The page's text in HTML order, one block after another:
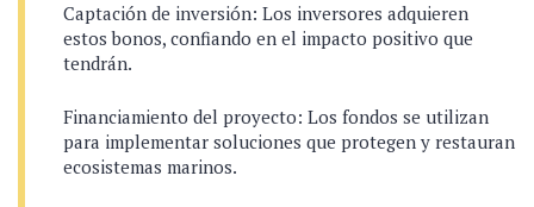
Captación de inversión: Los inversores adquieren
estos bonos, confiando en el impacto positivo que
tendrán.
Financiamiento del proyecto: Los fondos se utilizan
para implementar soluciones que protegen y restauran
ecosistemas marinos.